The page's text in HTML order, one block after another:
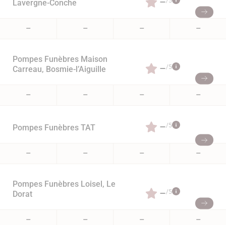
Lavergne-Conche
– – – –
Pompes Funèbres Maison
Carreau, Bosmie-l’Aiguille
–/5
– – – –
Pompes Funèbres TAT –/5
– – – –
Pompes Funèbres Loisel, Le
Dorat
–/5
– – – –